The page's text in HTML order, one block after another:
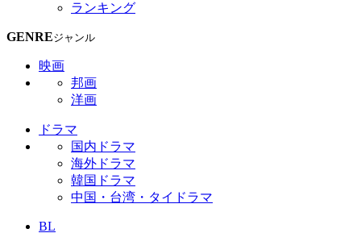
ランキング
GENREジャンル
映画
邦画
洋画
ドラマ
国内ドラマ
海外ドラマ
韓国ドラマ
中国・台湾・タイドラマ
BL